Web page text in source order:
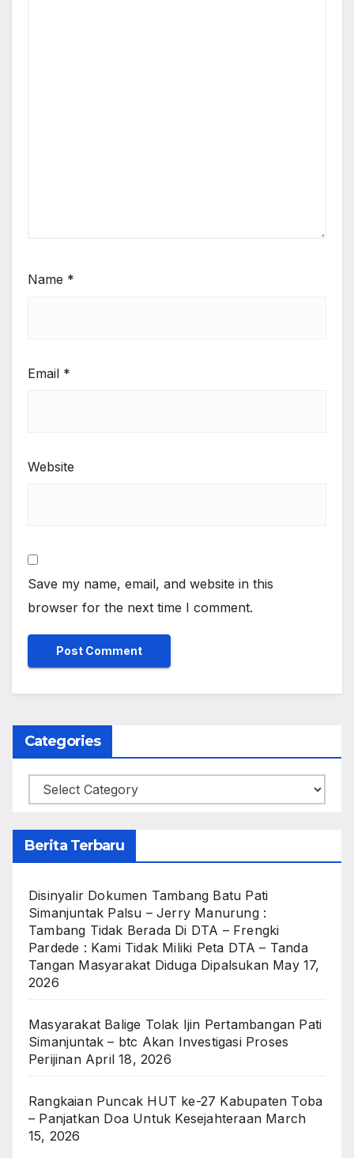
Name *
Email *
Website
Save my name, email, and website in this
browser for the next time I comment.
Categories
Categories
Berita Terbaru
Disinyalir Dokumen Tambang Batu Pati
Simanjuntak Palsu – Jerry Manurung :
Tambang Tidak Berada Di DTA – Frengki
Pardede : Kami Tidak Miliki Peta DTA – Tanda
Tangan Masyarakat Diduga Dipalsukan May 17,
2026
Masyarakat Balige Tolak Ijin Pertambangan Pati
Simanjuntak – btc Akan Investigasi Proses
Perijinan April 18, 2026
Rangkaian Puncak HUT ke-27 Kabupaten Toba
– Panjatkan Doa Untuk Kesejahteraan March
15, 2026